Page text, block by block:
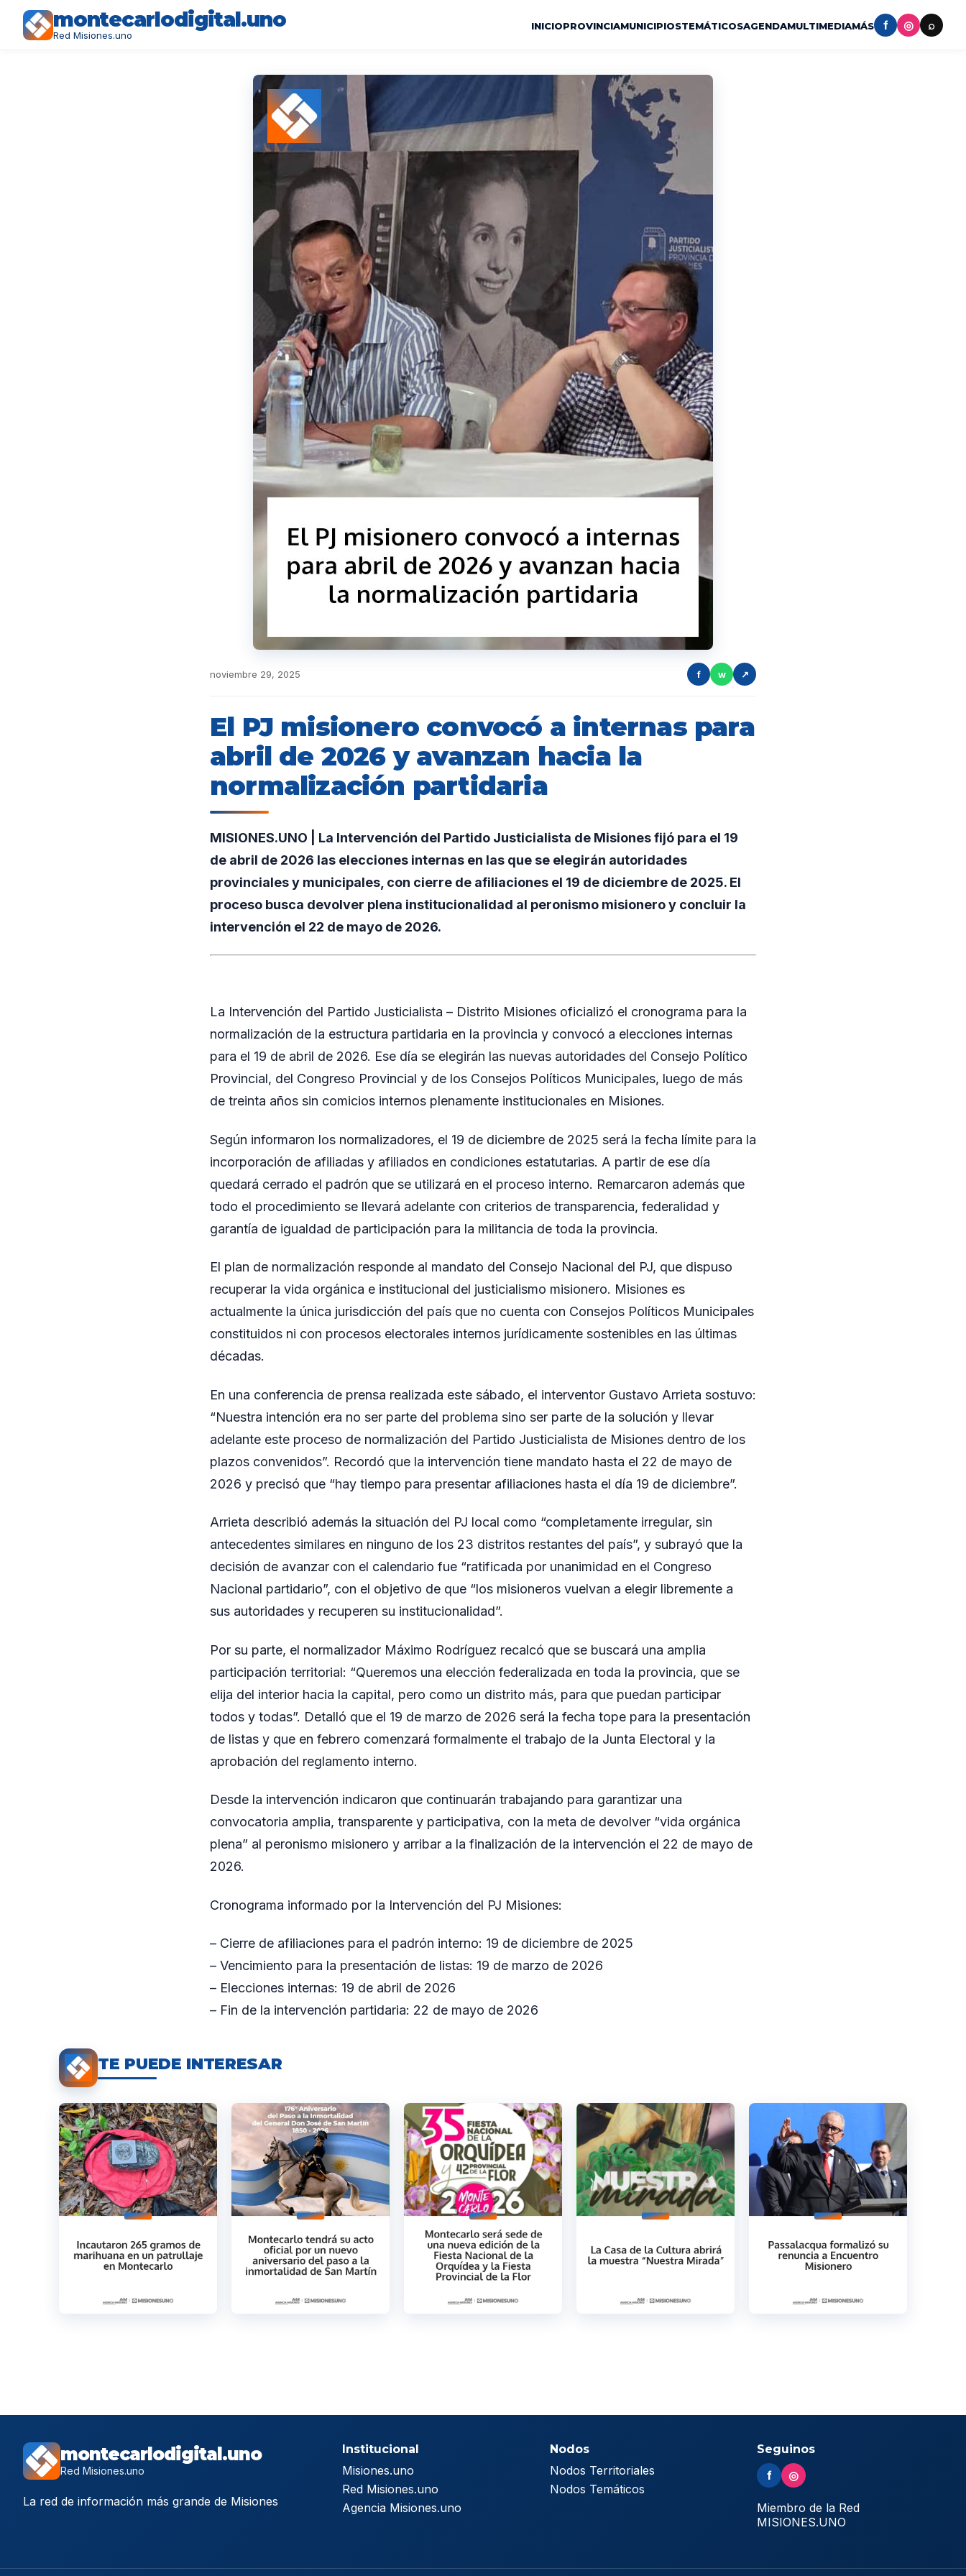
montecarlodigital.uno
Red Misiones.uno
INICIOPROVINCIAMUNICIPIOSTEMÁTICOSAGENDAMULTIMEDIAMÁS f ◎ ⌕
noviembre 29, 2025 f w ↗
El PJ misionero convocó a internas para
abril de 2026 y avanzan hacia la
normalización partidaria
MISIONES.UNO | La Intervención del Partido Justicialista de Misiones fijó para el 19
de abril de 2026 las elecciones internas en las que se elegirán autoridades
provinciales y municipales, con cierre de afiliaciones el 19 de diciembre de 2025. El
proceso busca devolver plena institucionalidad al peronismo misionero y concluir la
intervención el 22 de mayo de 2026.
La Intervención del Partido Justicialista – Distrito Misiones oficializó el cronograma para la
normalización de la estructura partidaria en la provincia y convocó a elecciones internas
para el 19 de abril de 2026. Ese día se elegirán las nuevas autoridades del Consejo Político
Provincial, del Congreso Provincial y de los Consejos Políticos Municipales, luego de más
de treinta años sin comicios internos plenamente institucionales en Misiones.
Según informaron los normalizadores, el 19 de diciembre de 2025 será la fecha límite para la
incorporación de afiliadas y afiliados en condiciones estatutarias. A partir de ese día
quedará cerrado el padrón que se utilizará en el proceso interno. Remarcaron además que
todo el procedimiento se llevará adelante con criterios de transparencia, federalidad y
garantía de igualdad de participación para la militancia de toda la provincia.
El plan de normalización responde al mandato del Consejo Nacional del PJ, que dispuso
recuperar la vida orgánica e institucional del justicialismo misionero. Misiones es
actualmente la única jurisdicción del país que no cuenta con Consejos Políticos Municipales
constituidos ni con procesos electorales internos jurídicamente sostenibles en las últimas
décadas.
En una conferencia de prensa realizada este sábado, el interventor Gustavo Arrieta sostuvo:
“Nuestra intención era no ser parte del problema sino ser parte de la solución y llevar
adelante este proceso de normalización del Partido Justicialista de Misiones dentro de los
plazos convenidos”. Recordó que la intervención tiene mandato hasta el 22 de mayo de
2026 y precisó que “hay tiempo para presentar afiliaciones hasta el día 19 de diciembre”.
Arrieta describió además la situación del PJ local como “completamente irregular, sin
antecedentes similares en ninguno de los 23 distritos restantes del país”, y subrayó que la
decisión de avanzar con el calendario fue “ratificada por unanimidad en el Congreso
Nacional partidario”, con el objetivo de que “los misioneros vuelvan a elegir libremente a
sus autoridades y recuperen su institucionalidad”.
Por su parte, el normalizador Máximo Rodríguez recalcó que se buscará una amplia
participación territorial: “Queremos una elección federalizada en toda la provincia, que se
elija del interior hacia la capital, pero como un distrito más, para que puedan participar
todos y todas”. Detalló que el 19 de marzo de 2026 será la fecha tope para la presentación
de listas y que en febrero comenzará formalmente el trabajo de la Junta Electoral y la
aprobación del reglamento interno.
Desde la intervención indicaron que continuarán trabajando para garantizar una
convocatoria amplia, transparente y participativa, con la meta de devolver “vida orgánica
plena” al peronismo misionero y arribar a la finalización de la intervención el 22 de mayo de
2026.
Cronograma informado por la Intervención del PJ Misiones:
– Cierre de afiliaciones para el padrón interno: 19 de diciembre de 2025
– Vencimiento para la presentación de listas: 19 de marzo de 2026
– Elecciones internas: 19 de abril de 2026
– Fin de la intervención partidaria: 22 de mayo de 2026
TE PUEDE INTERESAR
montecarlodigital.uno
Red Misiones.uno
La red de información más grande de Misiones
Institucional
Misiones.uno
Red Misiones.uno
Agencia Misiones.uno
Nodos
Nodos Territoriales
Nodos Temáticos
Seguinos
f ◎
Miembro de la Red
MISIONES.UNO